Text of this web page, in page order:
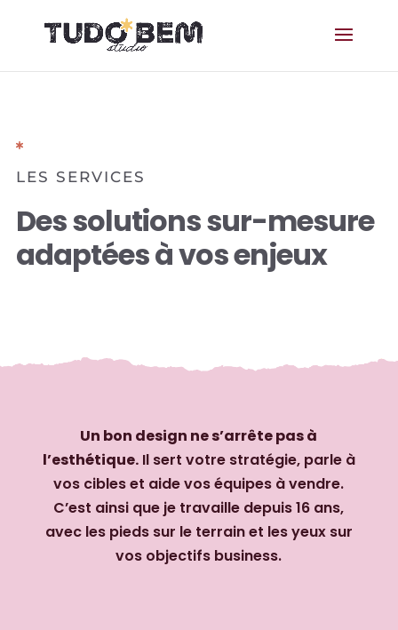
LES SERVICES
Des solutions sur-mesure
adaptées à vos enjeux
Un bon design ne s’arrête pas à
l’esthétique.Il sert votre stratégie, parle à
vos cibles et aide vos équipes à vendre.
C’est ainsi que je travaille depuis 16 ans,
avec les pieds sur le terrain et les yeux sur
vos objectifs business.